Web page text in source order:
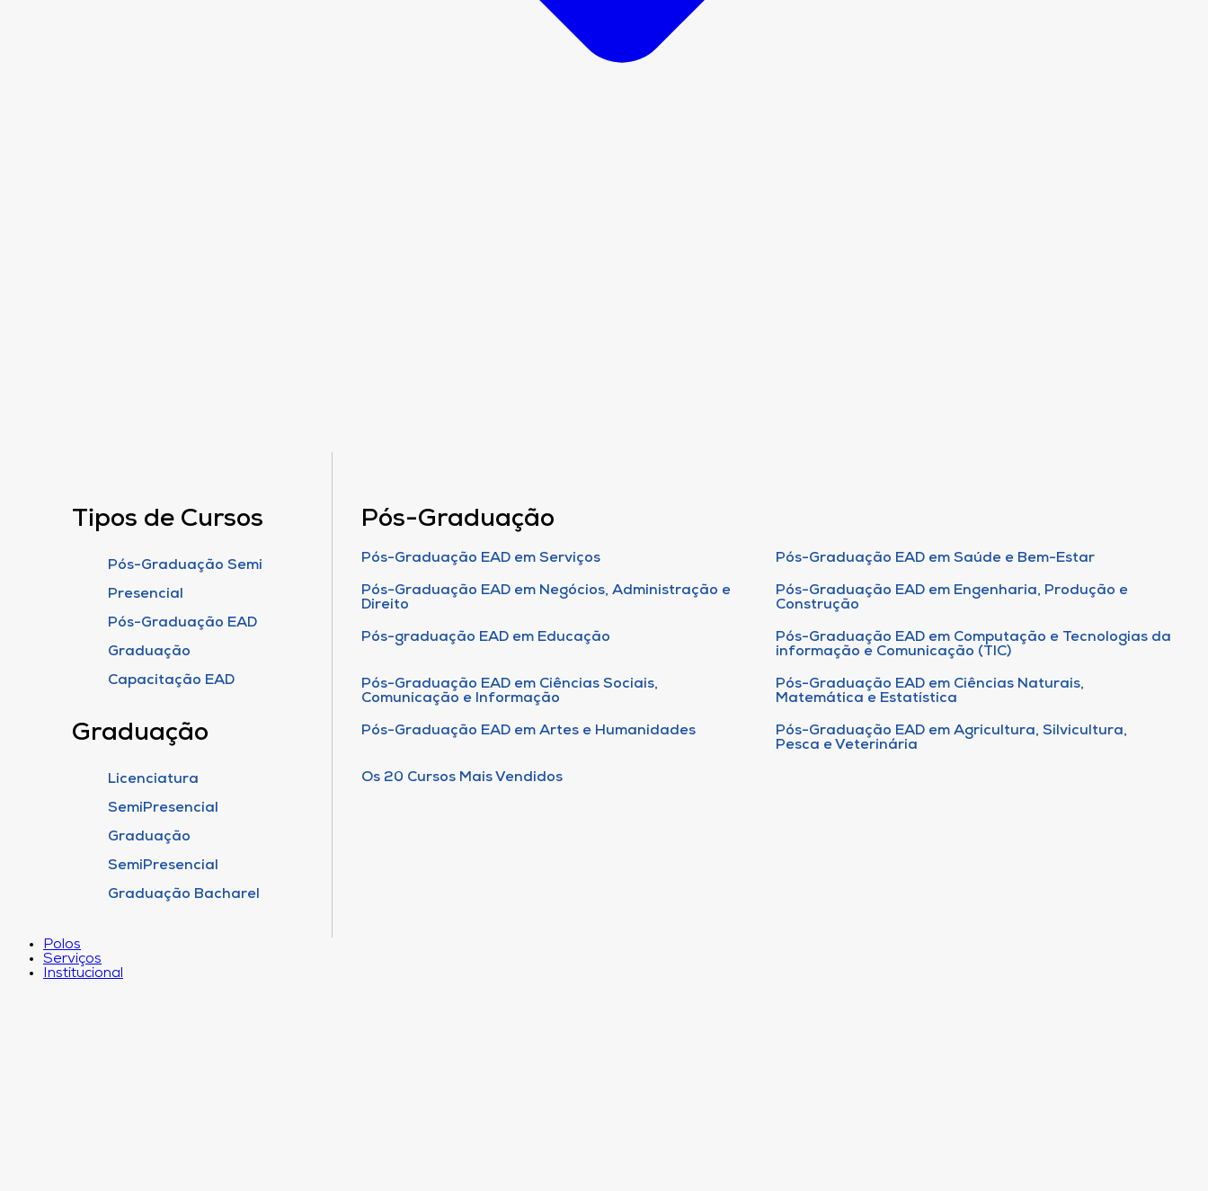
Tipos de Cursos
Pós-Graduação Semi
Presencial
Pós-Graduação EAD
Graduação
Capacitação EAD
Graduação
Licenciatura
SemiPresencial
Graduação
SemiPresencial
Graduação Bacharel
Pós-Graduação
Pós-Graduação EAD em Serviços Pós-Graduação EAD em Saúde e Bem-Estar
Pós-Graduação EAD em Negócios, Administração e
Direito
Pós-Graduação EAD em Engenharia, Produção e
Construção
Pós-graduação EAD em Educação
Pós-Graduação EAD em Computação e Tecnologias da
informação e Comunicação (TIC)
Pós-Graduação EAD em Ciências Sociais,
Comunicação e Informação
Pós-Graduação EAD em Ciências Naturais,
Matemática e Estatística
Pós-Graduação EAD em Artes e Humanidades
Pós-Graduação EAD em Agricultura, Silvicultura,
Pesca e Veterinária
Os 20 Cursos Mais Vendidos
Polos
Serviços
Institucional